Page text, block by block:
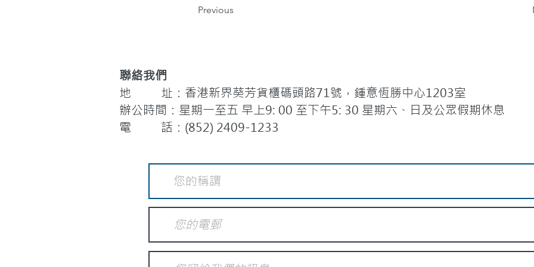
Previous
聯絡我們
地 址：香港新界葵芳貨櫃碼頭路71號，鍾意恆勝中心1203室
辦公時間：星期一至五 早上9: 00 至下午5: 30 星期六、日及公眾假期休息
電 話：(852) 2409-1233